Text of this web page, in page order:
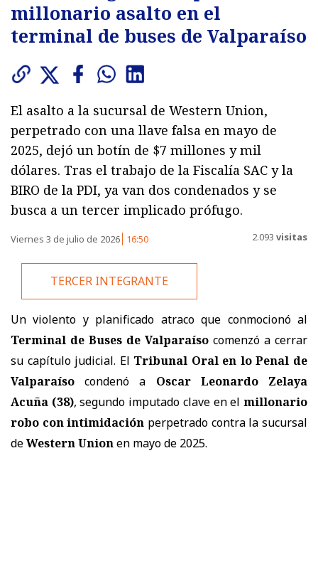
millonario asalto en el
terminal de buses de Valparaíso
El asalto a la sucursal de Western Union,
perpetrado con una llave falsa en mayo de
2025, dejó un botín de $7 millones y mil
dólares. Tras el trabajo de la Fiscalía SAC y la
BIRO de la PDI, ya van dos condenados y se
busca a un tercer implicado prófugo.
Viernes 3 de julio de 2026 16:50 2.093 visitas
TERCER INTEGRANTE
Un violento y planificado atraco que conmocionó al
Terminal de Buses de Valparaíso comenzó a cerrar
su capítulo judicial. El Tribunal Oral en lo Penal de
Valparaíso condenó a Oscar Leonardo Zelaya
Acuña (38), segundo imputado clave en elmillonario
robo con intimidación perpetrado contra la sucursal
deWestern Unionen mayo de 2025.